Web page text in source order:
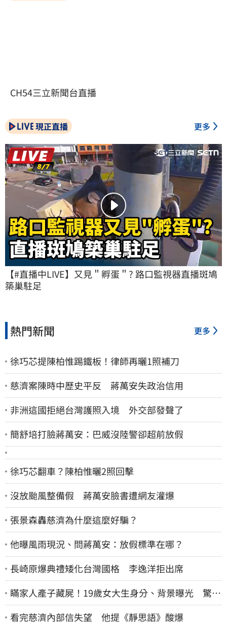
CH54三立新聞台直播
現正直播 更多
【#直播中LIVE】又見＂孵蛋＂? 路口監視器直播斑鳩
築巢駐足
熱門新聞 更多
徐巧芯提陳柏惟踢鐵板！律師再曬1照補刀
慈濟案陳時中歷史平反 蔣萬安失政治信用
非洲這國拒絕台灣護照入境 外交部發聲了
簡舒培打臉蔣萬安：巴威沒陸警卻超前放假
徐巧芯翻車？陳柏惟曬2照回擊
沒放颱風整備假 蔣萬安臉書遭網友灌爆
張景森轟慈濟為什麼這麼好騙？
他曝風雨現況、問蔣萬安：放假標準在哪？
長崎原爆典禮矮化台灣國格 李逸洋拒出席
瞞家人產子藏屍！19歲女大生身分、背景曝光 驚見
「產檢紀錄全空白」
看完慈濟內部信失望 他提《靜思語》酸爆